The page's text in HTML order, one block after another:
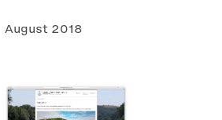
August 2018